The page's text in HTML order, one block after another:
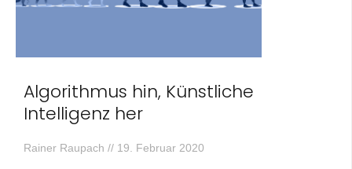
Algorithmus hin, Künstliche
Intelligenz her
Rainer Raupach 19. Februar 2020